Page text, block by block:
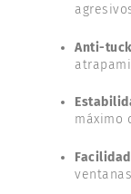
Anti-tuck
máximo